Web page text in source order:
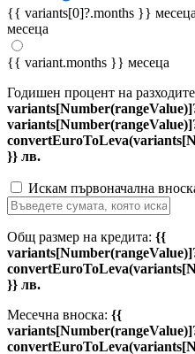
{{ variants[0]?.months }} месеца
месеца
{{ variant.months }} месеца
Годишен процент на
}} лв.
Искам първоначална
Общ размер на кредита: {{
}} лв.
Месечна вноска: {{